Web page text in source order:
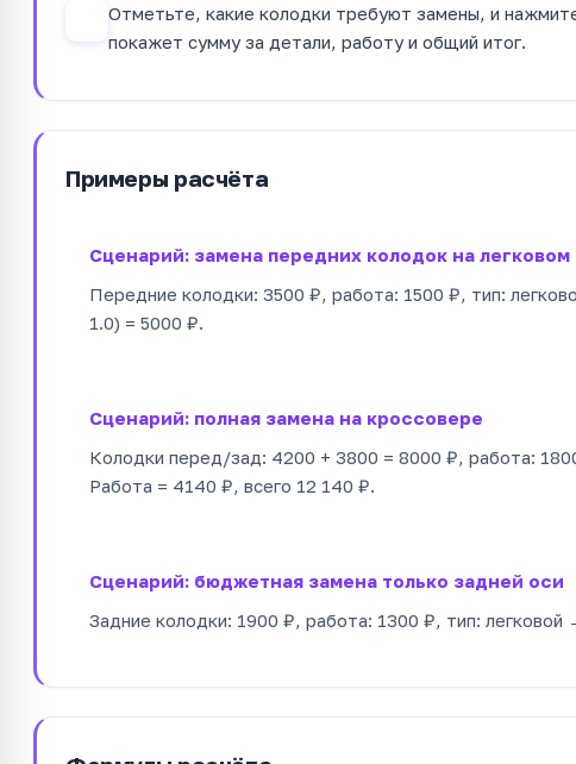
Отметьте, какие колодки требуют замены, и
покажет сумму за детали, работу и общий итог.
Примеры расчёта
Сценарий: замена передних колодок на легковом
Передние колодки: 3500 ₽, работа: 1500 ₽, тип:
1.0) = 5000 ₽.
Сценарий: полная замена на кроссовере
Колодки перед/зад: 4200 + 3800 = 8000 ₽, работа:
Работа = 4140 ₽, всего 12 140 ₽.
Сценарий: бюджетная замена только задней оси
Задние колодки: 1900 ₽, работа: 1300 ₽, тип: